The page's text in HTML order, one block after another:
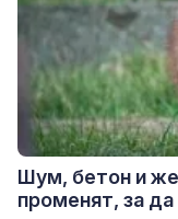
Шум, бетон и
променят, за